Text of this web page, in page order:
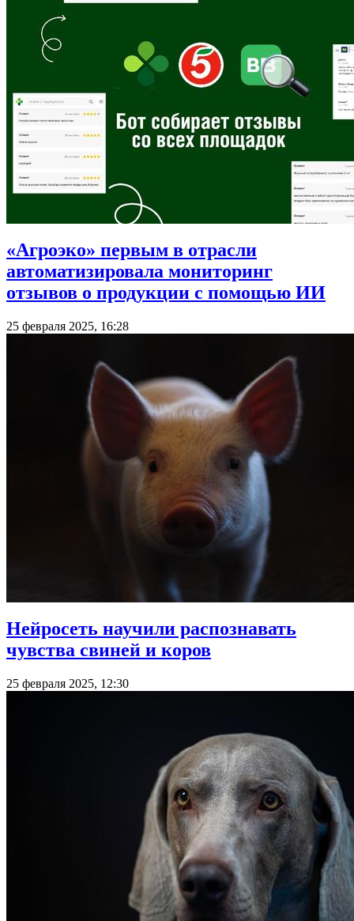
«Агроэко» первым в отрасли
автоматизировала мониторинг
отзывов о продукции с помощью ИИ
25 февраля 2025, 16:28
Нейросеть научили распознавать
чувства свиней и коров
25 февраля 2025, 12:30